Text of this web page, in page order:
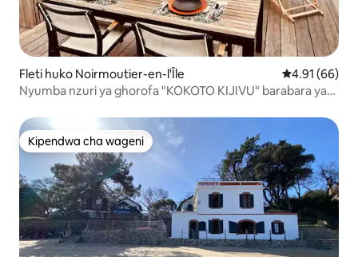
Fleti huko Noirmoutier-en-l'Île Ukadiriaji wa
4.91 (66)
Nyumba nzuri ya ghorofa "KOKOTO KIJIVU" barabara ya
Kipendwa cha wageni
Kipendwa cha wageni